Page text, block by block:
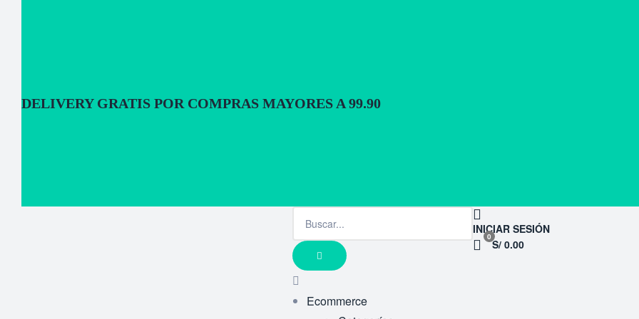
DELIVERY GRATIS POR COMPRAS MAYORES A 99.90
INICIAR SESIÓN
0
S/ 0.00
Ecommerce